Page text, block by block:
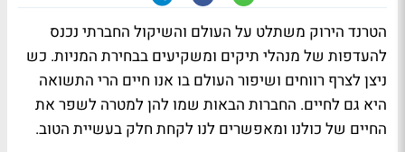
הטרנד הירוק משתלט על העולם והשיקול החברתי נכנס
להעדפות של מנהלי תיקים ומשקיעים בבחירת המניות. כש
ניצן לצרף רווחים ושיפור העולם בו אנו חיים הרי התשואה
היא גם לחיים. החברות הבאות שמו להן למטרה לשפר את
החיים של כולנו ומאפשרים לנו לקחת חלק בעשיית הטוב.